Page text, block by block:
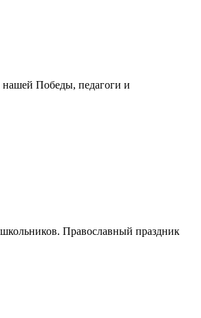
нашей Победы, педагоги и
Православный праздник